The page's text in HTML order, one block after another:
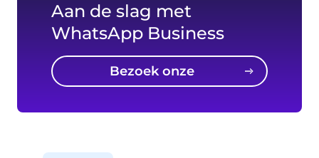
Aan de slag met
WhatsApp Business
Bezoek onze